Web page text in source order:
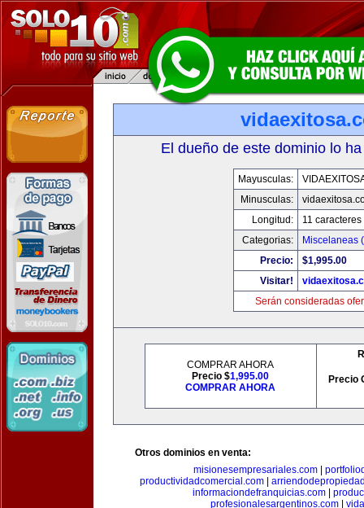
El dueño de este dominio lo
Mayusculas:
Minusculas:
Longitud:
11 caracteres
Categorias:
Miscelaneas
Precio:
$1,995.00
Visitar!
Serán consideradas
COMPRAR AHORA
Precio $1,995.00
COMPRAR AHORA
Precio
Otros dominios en venta:
misionesempresariales.com
productividadcomercial.com
informaciondefranquicias.com
profesionalesargentinos.com|